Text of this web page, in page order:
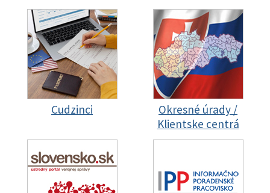
Cudzinci
Okresné úrady /
Klientske centrá